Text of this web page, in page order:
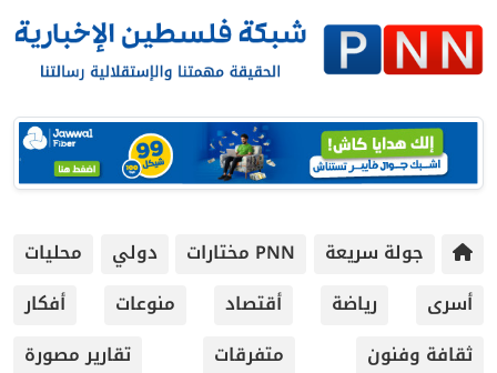
جولة سريعة PNN مختارات دولي
محليات
أسرى
رياضة أقتصاد منوعات
أفكار
ثقافة وفنون
متفرقات
تقارير مصورة